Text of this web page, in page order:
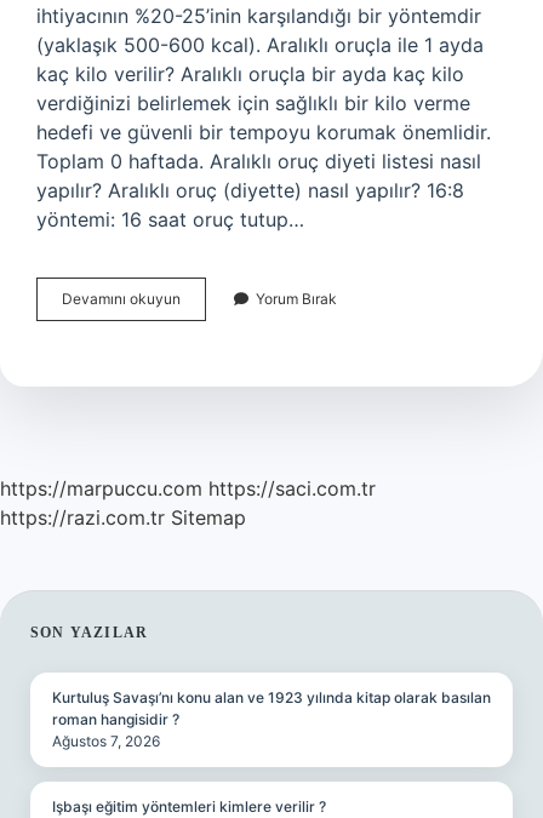
ihtiyacının %20-25’inin karşılandığı bir yöntemdir
(yaklaşık 500-600 kcal). Aralıklı oruçla ile 1 ayda
kaç kilo verilir? Aralıklı oruçla bir ayda kaç kilo
verdiğinizi belirlemek için sağlıklı bir kilo verme
hedefi ve güvenli bir tempoyu korumak önemlidir.
Toplam 0 haftada. Aralıklı oruç diyeti listesi nasıl
yapılır? Aralıklı oruç (diyette) nasıl yapılır? 16:8
yöntemi: 16 saat oruç tutup…
Devamını okuyun
Diyet
Yorum Bırak
https://marpuccu.com https://saci.com.tr
https://razi.com.tr Sitemap
SIDEBAR
SON YAZILAR
Kurtuluş Savaşı’nı konu alan ve 1923 yılında kitap olarak basılan
roman hangisidir ?
Ağustos 7, 2026
Işbaşı eğitim yöntemleri kimlere verilir ?